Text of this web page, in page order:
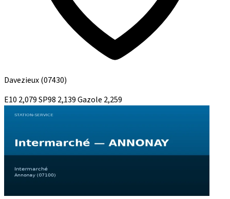
Davezieux(07430)
E10 2,079SP98 2,139Gazole 2,259